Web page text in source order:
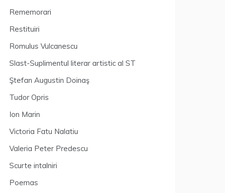
Rememorari
Restituiri
Romulus Vulcanescu
Slast-Suplimentul literar artistic al ST
Ştefan Augustin Doinaş
Tudor Opris
Ion Marin
Victoria Fatu Nalatiu
Valeria Peter Predescu
Scurte intalniri
Poemas